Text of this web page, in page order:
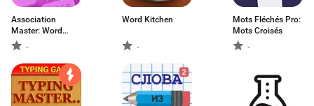
Association
Master: Word
Game-
Word Kitchen
-
Mots Fléchés Pro:
Mots Croisés
-